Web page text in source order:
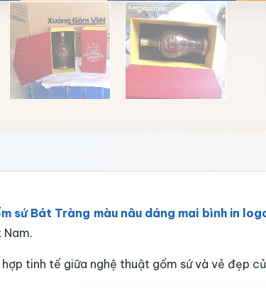
sứ Bát Tràng màu nâu dáng mai bình in
Nam.
tinh tế giữa nghệ thuật gốm sứ và vẻ đẹp